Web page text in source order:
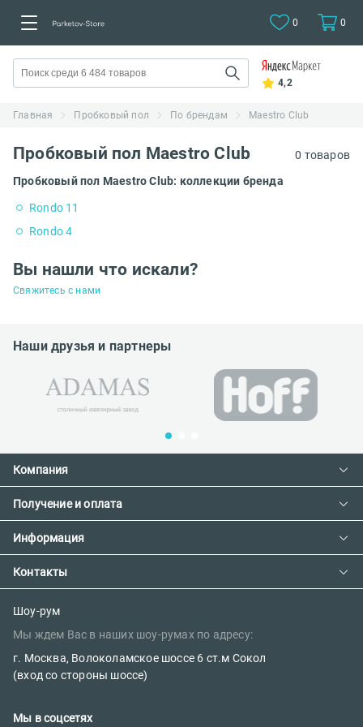
0 0
4,2
Главная Пробковый пол По брендам Maestro Club
Пробковый пол Maestro Club
0 товаров
Пробковый пол Maestro Club: коллекции бренда
Rondo 11
Rondo 4
Вы нашли что искали?
Свяжитесь с нами
Наши друзья и партнеры
Компания
Контакты
О компании
Сотрудничество
Наш блог
Получение и оплата
Доставка и оплата
Предзаказ товара с фабрики
Информация
Как сделать заказ
Политика конфиденциальности
Контакты
E-mail:
sales@parketov-store.ru
Телефоны:
Шоу-рум
Мы ждем Вас в наших шоу-румах по адресу:
г. Москва, Волоколамское шоссе 6 ст.м Сокол
(вход со стороны шоссе)
Мы в соцсетях